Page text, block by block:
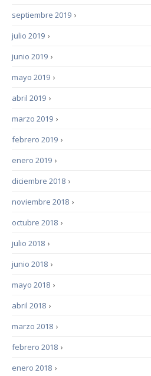
›
septiembre 2019
›
julio 2019
›
junio 2019
›
mayo 2019
›
abril 2019
›
marzo 2019
›
febrero 2019
›
enero 2019
›
diciembre 2018
›
noviembre 2018
›
octubre 2018
›
julio 2018
›
junio 2018
›
mayo 2018
›
abril 2018
›
marzo 2018
›
febrero 2018
›
enero 2018